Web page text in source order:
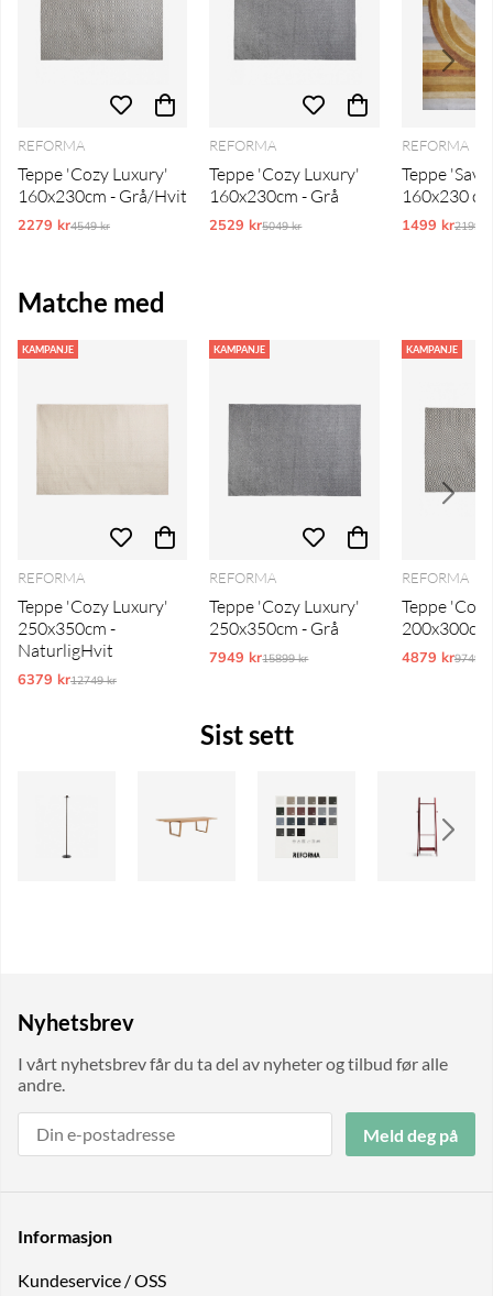
REFORMA
Teppe 'Cozy Luxury'
160x230cm - Grå/Hvit
2279 krOrdinarie pris:
4549 kr
REFORMA
Teppe 'Cozy Luxury'
160x230cm - Grå
2529 krOrdinarie pris:
5049 kr
REFORMA
Teppe
160x230
1499 kr2199 kr
Matche med
KAMPANJE
REFORMA
Teppe 'Cozy Luxury'
250x350cm -
NaturligHvit
6379 krOrdinarie pris:
12749 kr
KAMPANJE
REFORMA
Teppe 'Cozy Luxury'
250x350cm - Grå
7949 krOrdinarie pris:
15899 kr
KAMPANJE
REFORMA
Teppe
4879 kr9749 kr
Sist sett
Nyhetsbrev
I vårt nyhetsbrev får du ta del av nyheter og tilbud før alle
andre.
Meld deg på
Informasjon
Kundeservice / OSS